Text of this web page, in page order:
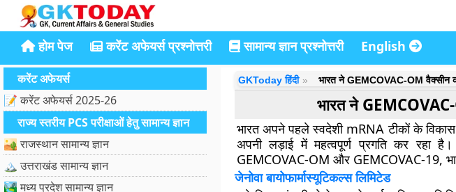
होम पेज करेंट अफेयर्स प्रश्नोत्तरी सामान्य ज्ञान प्रश्नोत्तरी English
करेंट अफेयर्स
📝 करेंट अफेयर्स 2025-26
राज्य स्तरीय PCS परीक्षाओं हेतु सामान्य ज्ञान
🏜️ राजस्थान सामान्य ज्ञान
🏔️ उत्तराखंड सामान्य ज्ञान
🏞️ मध्य प्रदेश सामान्य ज्ञान
GKToday हिंदी भारत ने GEMCOVAC-OM वैक्सीन का
भारत ने GEMCOVAC-
भारत अपने पहले स्वदेशी mRNA टीकों के
अपनी लड़ाई में महत्वपूर्ण प्रगति कर रहा है।
GEMCOVAC-OM और GEMCOVAC-19,
जेनोवा बायोफार्मास्यूटिकल्स लिमिटेड